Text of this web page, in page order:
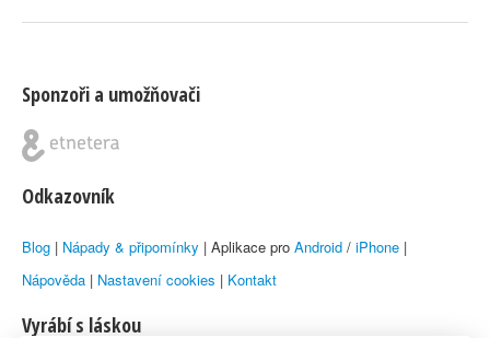
Sponzoři a umožňovači
Odkazovník
Blog | Nápady & připomínky | Aplikace pro Android / iPhone |
Nápověda | Nastavení cookies | Kontakt
Vyrábí s láskou